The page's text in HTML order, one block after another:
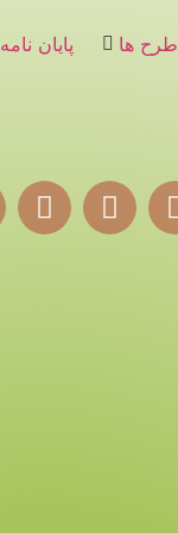
طرح ها پایان نامه